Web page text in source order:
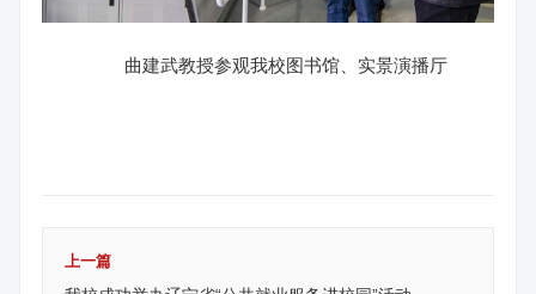
曲建武教授参观我校图书馆、实景演播厅
上一篇